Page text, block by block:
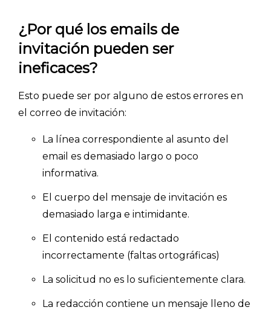
¿Por qué los emails de
invitación pueden ser
ineficaces?
Esto puede ser por alguno de estos errores en
el correo de invitación:
La línea correspondiente al asunto del
email es demasiado largo o poco
informativa.
El cuerpo del mensaje de invitación es
demasiado larga e intimidante.
El contenido está redactado
incorrectamente (faltas ortográficas)
La solicitud no es lo suficientemente clara.
La redacción contiene un mensaje lleno de